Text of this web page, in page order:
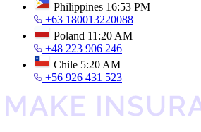
Philippines 16:53 PM
+63 180013220088
Poland 11:20 AM
+48 223 906 246
Chile 5:20 AM
+56 926 431 523